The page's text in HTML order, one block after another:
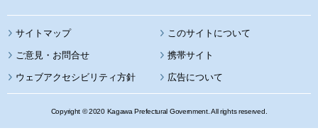
サイトマップ このサイトについて
携帯サイト
ウェブアクセシビリティ方針 広告について
Copyright © 2020 Kagawa Prefectural Government. All rights reserved.